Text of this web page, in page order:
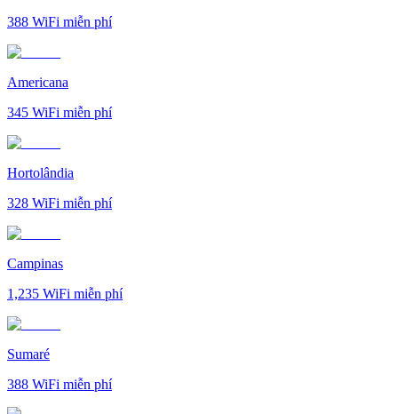
388 WiFi miễn phí
Americana
345 WiFi miễn phí
Hortolândia
328 WiFi miễn phí
Campinas
1,235 WiFi miễn phí
Sumaré
388 WiFi miễn phí